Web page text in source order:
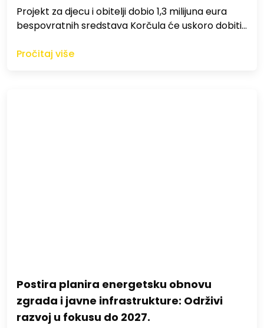
Projekt za djecu i obitelji dobio 1,3 milijuna eura
bespovratnih sredstava Korčula će uskoro dobiti…
Pročitaj više
Postira planira energetsku obnovu
zgrada i javne infrastrukture: Održivi
razvoj u fokusu do 2027.